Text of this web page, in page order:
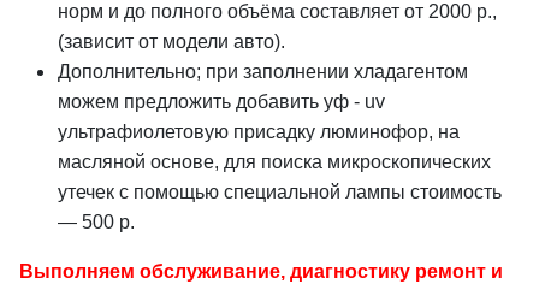
норм и до полного объёма составляет от 2000 р.,
(зависит от модели авто).
Дополнительно; при заполнении хладагентом
можем предложить добавить уф - uv
ультрафиолетовую присадку люминофор, на
масляной основе, для поиска микроскопических
утечек с помощью специальной лампы стоимость
— 500 р.
Выполняем обслуживание, диагностику ремонт и